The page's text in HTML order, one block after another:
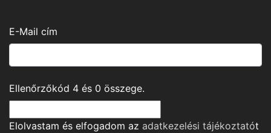
E-Mail cím
Ellenőrzőkód 4 és 0 összege.
Elolvastam és elfogadom az adatkezelési tájékoztatót